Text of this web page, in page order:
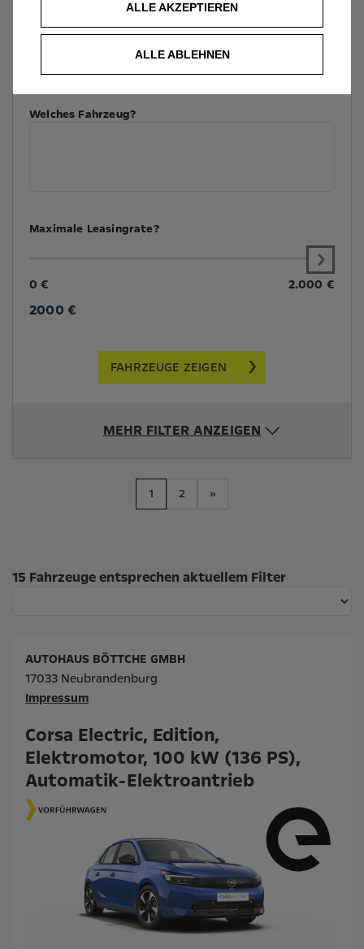
Welches Fahrzeug?
Maximale Leasingrate?
0 € 2.000 €
2000 €
FAHRZEUGE ZEIGEN
MEHR FILTER ANZEIGEN
1 2 »
Suchergebnisse
15 Fahrzeuge entsprechen aktuellem Filter
Corsa Electric, Edition,
Elektromotor, 100 kW (136 PS),
Automatik-Elektroantrieb
AUTOHAUS BÖTTCHE GMBH
17033 Neubrandenburg
Impressum
ALLE AKZEPTIEREN
ALLE ABLEHNEN